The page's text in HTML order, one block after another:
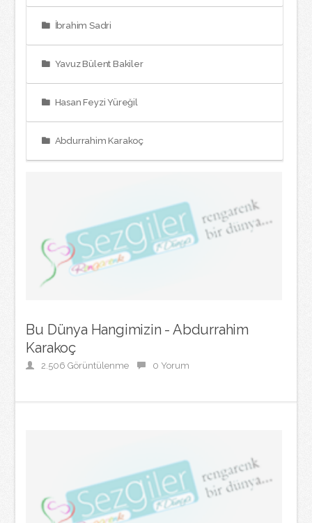
İbrahim Sadri
Yavuz Bülent Bakiler
Hasan Feyzi Yüreğil
Abdurrahim Karakoç
Bu Dünya Hangimizin - Abdurrahim
Karakoç
2.506 Görüntülenme 0 Yorum